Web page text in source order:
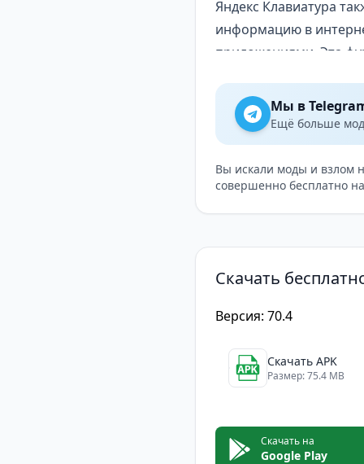
Яндекс Клавиатура
информацию в
приложениями. Эта
Плюсы приложения
Эффективная система
Широкая
Интеграция с Яндекс
Бесплатное
Отсутствие жестов
В целом, Яндекс
системе
интеграции с Яндекс
устройства Android,
Мы в
Ещё больше
Вы искали моды и взлом
совершенно бесплатно
Скачать
Версия: 70.4
Скачать APK
Размер: 75.4 MB
Скачать на
Google Play